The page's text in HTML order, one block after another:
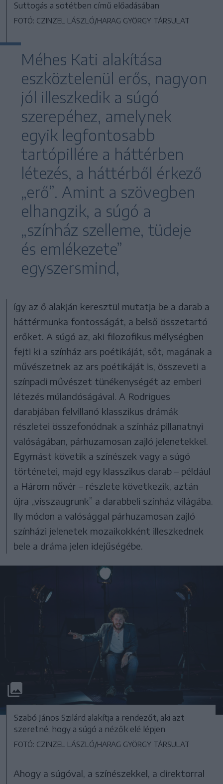
Suttogás a sötétben című előadásában
FOTÓ: CZINZEL LÁSZLÓ/HARAG GYÖRGY TÁRSULAT
Méhes Kati alakítása
eszköztelenül erős, nagyon
jól illeszkedik a súgó
szerepéhez, amelynek
egyik legfontosabb
tartópillére a háttérben
létezés, a háttérből érkező
„erő”. Amint a szövegben
elhangzik, a súgó a
„színház szelleme, tüdeje
és emlékezete”
egyszersmind,
így az ő alakján keresztül mutatja be a darab a
háttérmunka fontosságát, a belső összetartó
erőket. A súgó az, aki filozofikus mélységben
fejti ki a színház ars poétikáját, sőt, magának a
művészetnek az ars poétikáját is, összeveti a
színpadi művészet tünékenységét az emberi
létezés múlandóságával. A Rodrigues
darabjában felvillanó klasszikus drámák
részletei összefonódnak a színház pillanatnyi
valóságában, párhuzamosan zajló jelenetekkel.
Egymást követik a színészek vagy a súgó
történetei, majd egy klasszikus darab – például
a Három nővér – részlete következik, aztán
újra „visszaugrunk” a darabbeli színház világába.
Ily módon a valósággal párhuzamosan zajló
színházi jelenetek mozaikokként illeszkednek
bele a dráma jelen idejűségébe.
Szabó János Szilárd alakítja a rendezőt, aki azt
szeretné, hogy a súgó a nézők elé lépjen
FOTÓ: CZINZEL LÁSZLÓ/HARAG GYÖRGY TÁRSULAT
Ahogy a súgóval, a színészekkel, a direktorral